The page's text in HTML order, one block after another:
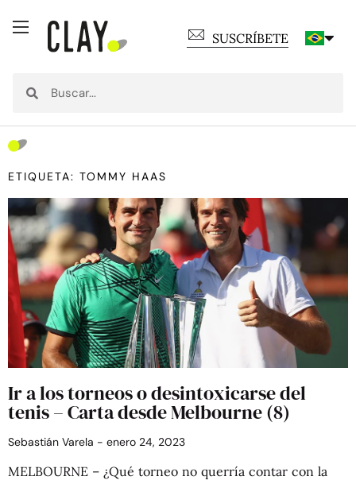
SUSCRÍBETE
ETIQUETA: TOMMY HAAS
Ir a los torneos o desintoxicarse del
tenis – Carta desde Melbourne (8)
Sebastián Varela enero 24, 2023
MELBOURNE – ¿Qué torneo no querría contar con la